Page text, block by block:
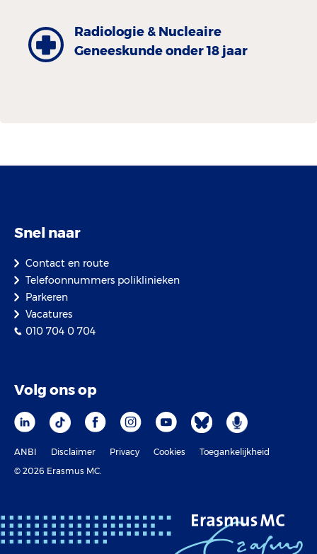
Radiologie & Nucleaire
Geneeskunde onder 18 jaar
Snel naar
Contact en route
Telefoonnummers poliklinieken
Parkeren
Vacatures
010 704 0 704
Volg ons op
ANBI Disclaimer Privacy Cookies
Toegankelijkheid
© 2026 Erasmus MC.